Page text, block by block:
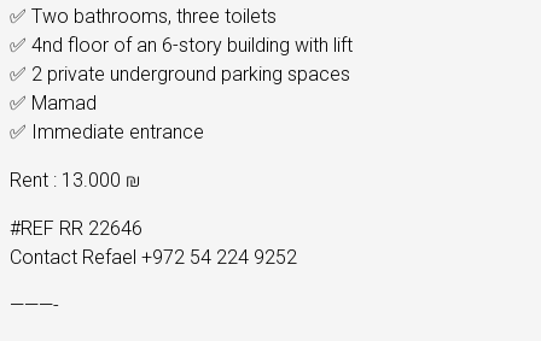
✅ Two bathrooms, three toilets
✅ 4nd floor of an 6-story building with lift
✅ 2 private underground parking spaces
✅ Mamad
✅ Immediate entrance
Rent : 13.000 ₪
#REF RR 22646
Contact Refael +972 54 224 9252
———-